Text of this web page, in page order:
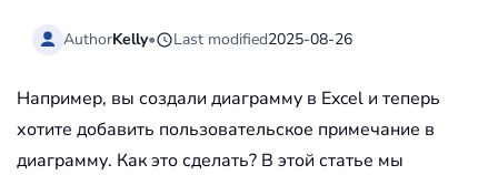
AuthorKelly• Last modified2025-08-26
Например, вы создали диаграмму в Excel и теперь
хотите добавить пользовательское примечание в
диаграмму. Как это сделать? В этой статье мы